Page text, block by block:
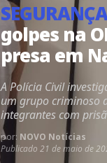
SEGURANÇA
golpes na
presa em
A Polícia Civil
um grupo criminoso
integrantes com
por: NOVO Notícias
Publicado 21 de maio de